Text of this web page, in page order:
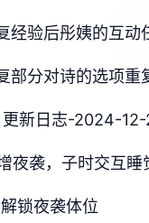
经验后彤姨的互动
部分对诗的选项重
更新日志-2024-
夜袭，子时交互
锁夜袭体位